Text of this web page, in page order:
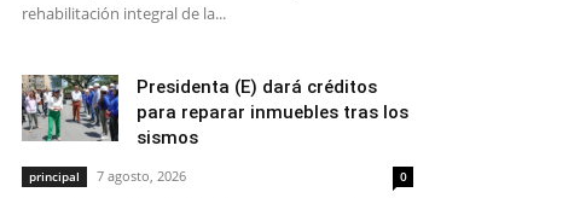
rehabilitación integral de la...
Presidenta (E) dará créditos
para reparar inmuebles tras los
sismos
principal 7 agosto, 2026 0